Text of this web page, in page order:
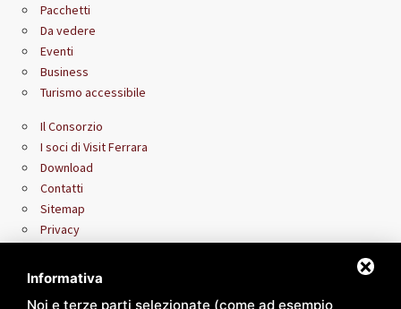
Pacchetti
Da vedere
Eventi
Business
Turismo accessibile
Il Consorzio
I soci di Visit Ferrara
Download
Contatti
Sitemap
Privacy
Informativa
Noi e terze parti selezionate (come ad esempio